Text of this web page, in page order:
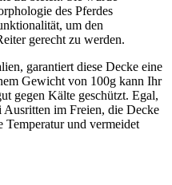
des Pferdes
um den
gerecht zu werden.
garantiert diese Decke eine
Gewicht von 100g kann Ihr
gegen Kälte geschützt. Egal,
Ausritten im Freien, die Decke
und vermeidet